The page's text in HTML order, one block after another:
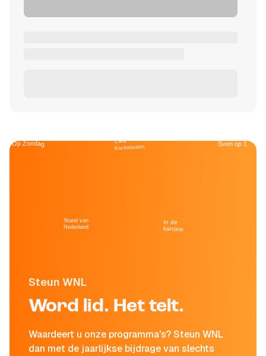
Steun WNL
Word lid. Het telt.
Waardeert u onze programma's? Steun WNL
dan met de jaarlijkse bijdrage van slechts
Op Zondag
Stand van
Nederland
Café
Kockelmann
In de
kantine
Sven op 1